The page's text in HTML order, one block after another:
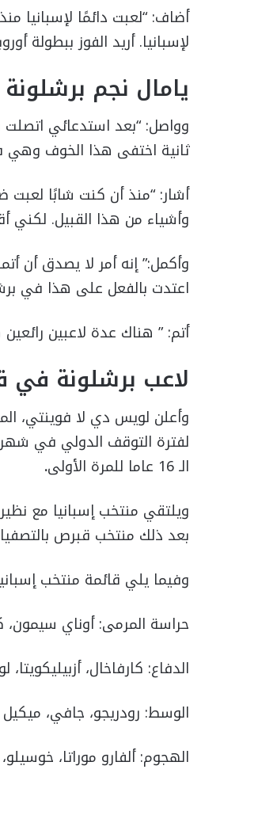
لإسبانيا. أريد الفوز ببطولة
يامال نجم
ثانية اختفى هذا الخوف وهي
أشار: “منذ أن كنت شابًا
وأشياء من هذا القبيل. لكني
وأكمل:” إنه أمر لا يصدق أن
اعتدت بالفعل على هذا في
أتم: ” هناك عدة لاعبين
لاعب برشلونة في
وأعلن لويس دي لا فوينتي،
لفترة التوقف الدولي في
الـ 16 عاما للمرة الأولى
.
بعد ذلك منتخب قبرص بالتصفيات يوم 12 سبتمبر من
وفيما يلي قائمة منتخب
حراسة المرمى: أوناي سيمون،
الدفاع: كارفاخال،
الوسط: رودريجو، جافي، ميكيل
الهجوم: ألفارو موراتا،